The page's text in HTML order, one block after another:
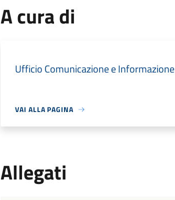
A cura di
Ufficio Comunicazione e Informazione
VAI ALLA PAGINA
Allegati